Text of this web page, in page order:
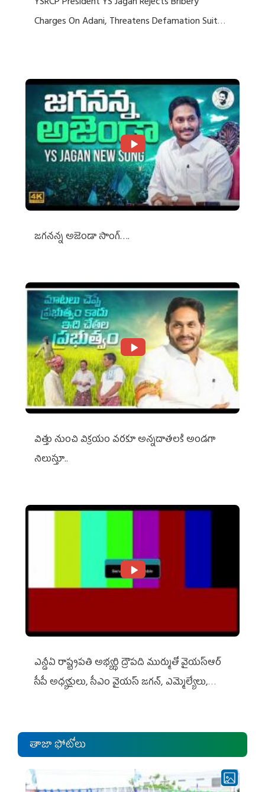
Charges On Adani, Threatens Defamation Suit
జగనన్న అజెండా సాంగ్….
విత్తు నుంచి విక్రయం వరకూ అన్నదాతలకి అండగా
నిలుస్తూ..
ఎన్డీఏ రాష్ట్ర‌ప‌తి అభ్య‌ర్థి ద్రౌప‌ది ముర్ముతో వైయ‌స్ఆర్
సీపీ అధ్య‌క్షులు, సీఎం వైయ‌స్ జ‌గ‌న్, ఎమ్మెల్యేలు,
తాజా ఫోటోలు